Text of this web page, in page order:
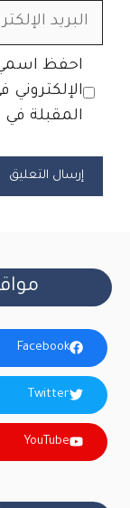
البريد
الموقع
الإلكتروني
احفظ
المقبلة
Facebook
Twitter
YouTube